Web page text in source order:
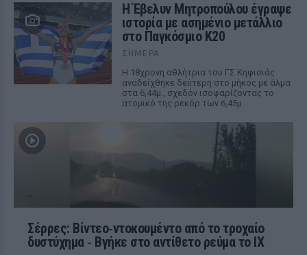
Η Έβελυν Μητροπούλου έγραψε
ιστορία με ασημένιο μετάλλιο
στο Παγκόσμιο Κ20
ΣΉΜΕΡΑ
Η 18χρονη αθλήτρια του ΓΣ Κηφισιάς
αναδείχθηκε δεύτερη στο μήκος με άλμα
στα 6,44μ., σχεδόν ισοφαρίζοντας το
ατομικό της ρεκόρ των 6,45μ.
Σέρρες: Βίντεο‑ντοκουμέντο από το τροχαίο
δυστύχημα ‑ Βγήκε στο αντίθετο ρεύμα το ΙΧ